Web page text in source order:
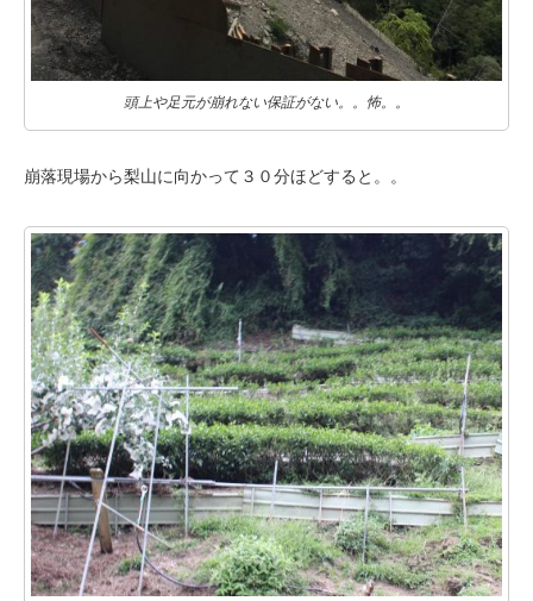
頭上や足元が崩れない保証がない。。怖。。
崩落現場から梨山に向かって３０分ほどすると。。